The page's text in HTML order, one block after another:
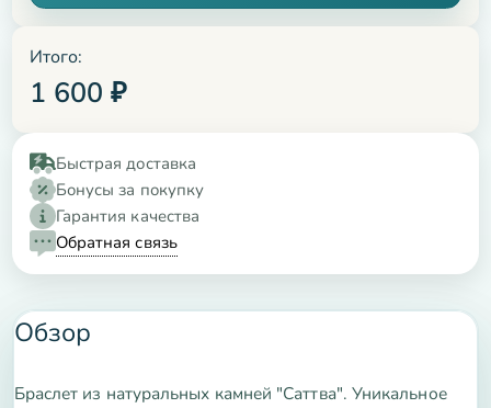
Итого:
1 600 ₽
Быстрая доставка
Бонусы за покупку
Гарантия качества
Обратная связь
Обзор
Браслет из натуральных камней "Саттва". Уникальное